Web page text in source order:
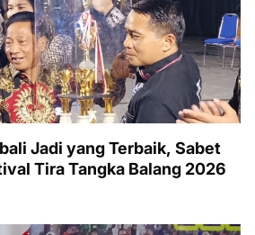
Jadi yang Terbaik, Sabet
Tira Tangka Balang 2026